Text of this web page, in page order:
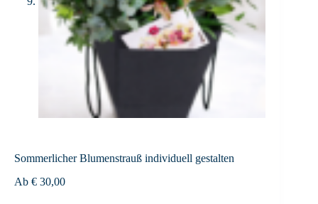
Sommerlicher Blumenstrauß individuell gestalten
Ab € 30,00